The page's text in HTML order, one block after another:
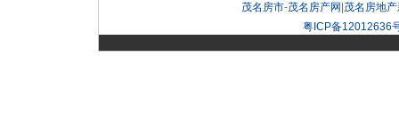
茂名房市-茂名房产网 茂名房地
粤ICP备12012636